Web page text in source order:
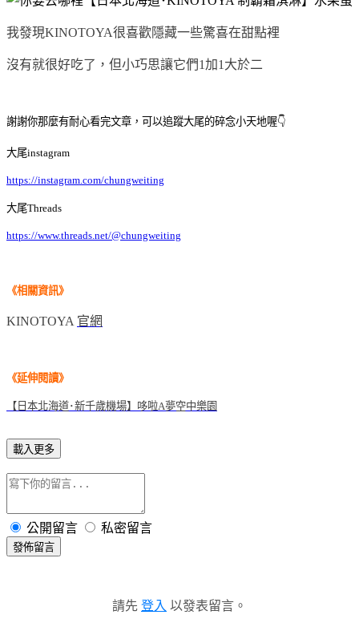
我發現KINOTOYA很喜歡隱藏一些驚喜在甜點裡
沒有就很好吃了，但小巧思讓它們1加1大於二
謝謝你那麼有耐心看完文章，可以追蹤大尾的碎念小天地喔👇
大尾instagram
https://instagram.com/chungweiting
大尾Threads
https://www.threads.net/@chungweiting
《相關資訊》
KINOTOYA 官網
《延伸閱讀》
【日本北海道･新千歲機場】哆啦A夢空中樂園
載入更多
公開留言 私密留言
發佈留言
請先 登入 以發表留言。